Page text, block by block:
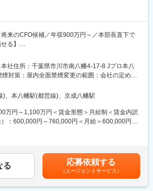
で基礎からスタート。まずはトラックの種類
輩と一緒にお客様先へ訪問。実務を通じて知識
も安心してスタートできます。
の営業所で、若手が多く活躍中。車好きのメンバ
ないことは気軽に相談できる雰囲気です。
魅力／
の用途ならこの車」という知識がどんどん増え、
客様に最適な1台を届ける面白さがあります。
を保有し、必要な時に必要な車だけ使える仕組
将来のCFO候補／年収900万円～／本部長直下で
る】
サルティング領域で着実な成長を続ける企業で
えた組織基盤の強化を進めており、事業成長と管
で企業価値向上に取り組んでいます。
だからこそ、経営に近い立場で会社づくりに参画
ます。
び組織運営を担っていただきます。ガバナンス
体制の構築・維持、監査法人対応、運用、体
お任せします。
本社住所：千葉県市川市南八幡4-17-8 Jプロ本八
対策：屋内全面禁煙変更の範囲：会社の定める
)、本八幡駅(都営線)、京成八幡駅
万円～1,100万円＜賃金形態＞月給制＜賃金内訳
：600,000円～760,000円＜月給＞600,000円～
当を含めた表記です。
る 応募依頼する
（エージェントサービス）